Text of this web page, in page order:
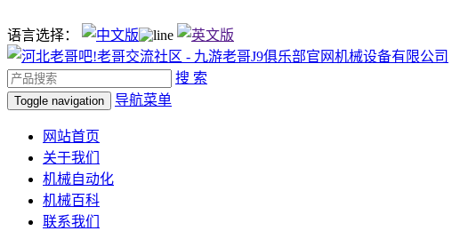
语言选择：
搜 索
Toggle navigation 导航菜单
网站首页
关于我们
机械自动化
机械百科
联系我们